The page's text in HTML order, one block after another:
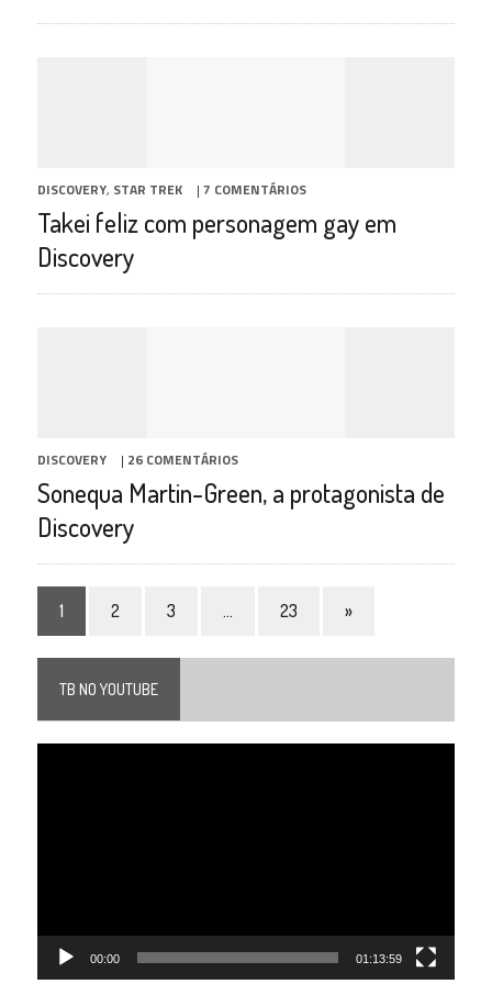
DISCOVERY, STAR TREK | 7 COMENTÁRIOS
Takei feliz com personagem gay em
Discovery
DISCOVERY | 26 COMENTÁRIOS
Sonequa Martin-Green, a protagonista de
Discovery
1 2 3 … 23 »
TB NO YOUTUBE
00:00 01:13:59